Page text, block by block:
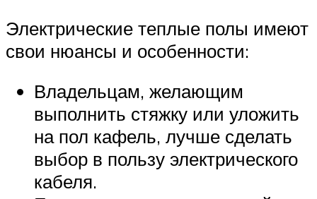
Электрические теплые полы имеют
свои нюансы и особенности:
Владельцам, желающим
выполнить стяжку или уложить
на пол кафель, лучше сделать
выбор в пользу электрического
кабеля.